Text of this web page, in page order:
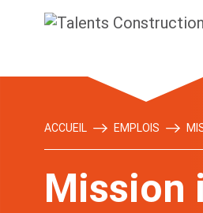
ACCUEIL EMPLOIS
Mission